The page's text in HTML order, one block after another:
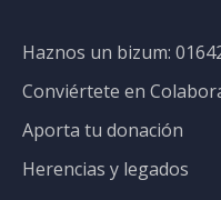
Haznos un bizum:
Conviértete en
Aporta tu donación
Herencias y legados